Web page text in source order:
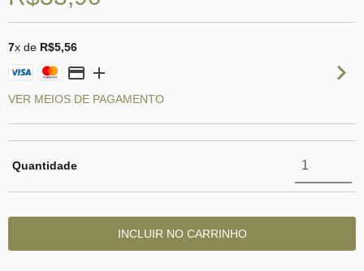
7x de R$5,56
VER MEIOS DE PAGAMENTO
Quantidade